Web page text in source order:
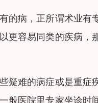
的病，正所谓术业有
更容易同类的疾病
疑难的病症或是重症
般医院里专家坐诊时